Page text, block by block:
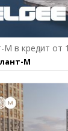
М в кредит от
М